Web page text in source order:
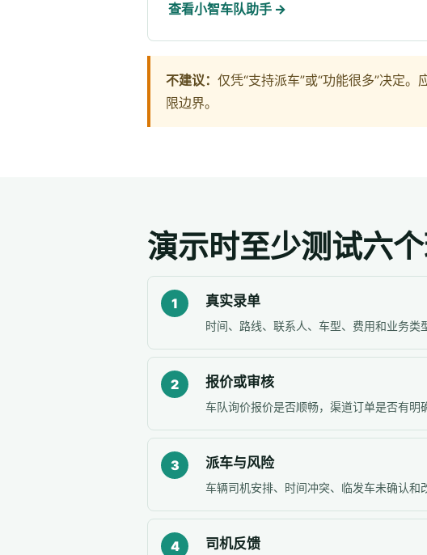
查看小智车队助手 →
不建议： 仅凭“支持派车”或“功能很多”决定
限边界。
演示时至少测试六
1 真实录单
时间、路线、联系人、车型、费用和业务类
2 报价或审核
车队询价报价是否顺畅，渠道订单是否有明
3 派车与风险
车辆司机安排、时间冲突、临发车未确认和
4 司机反馈